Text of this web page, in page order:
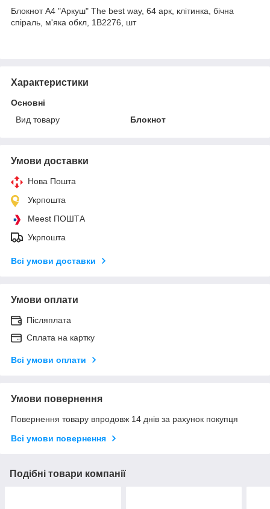
Блокнот А4 "Аркуш" The best way, 64 арк, клітинка, бічна
спіраль, м'яка обкл, 1В2276, шт
Характеристики
Основні
Вид товару
Блокнот
Умови доставки
Нова Пошта
Укрпошта
Meest ПОШТА
Укрпошта
Всі умови доставки
Умови оплати
Післяплата
Сплата на картку
Всі умови оплати
Умови повернення
Повернення товару впродовж 14 днів за рахунок покупця
Всі умови повернення
Подібні товари компанії